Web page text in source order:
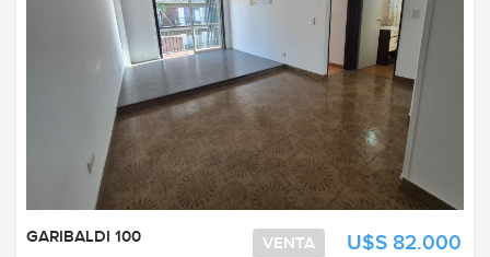
U$S 82.000
VENTA
GARIBALDI 100